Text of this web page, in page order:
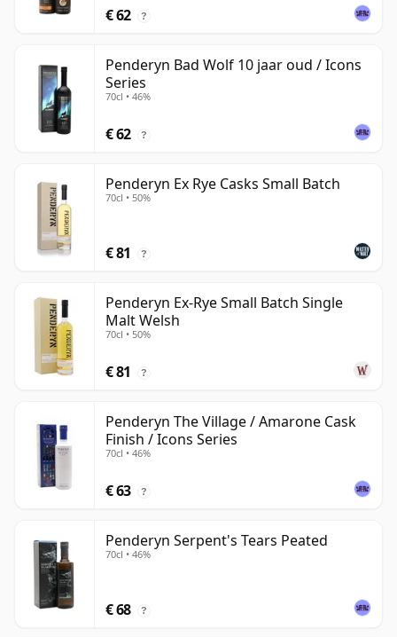
€ 62 ?
Penderyn Bad Wolf 10 jaar oud / Icons
Series
70cl • 46%
€ 62 ?
Penderyn Ex Rye Casks Small Batch
70cl • 50%
€ 81 ?
Penderyn Ex-Rye Small Batch Single
Malt Welsh
70cl • 50%
€ 81 ?
Penderyn The Village / Amarone Cask
Finish / Icons Series
70cl • 46%
€ 63 ?
Penderyn Serpent's Tears Peated
70cl • 46%
€ 68 ?